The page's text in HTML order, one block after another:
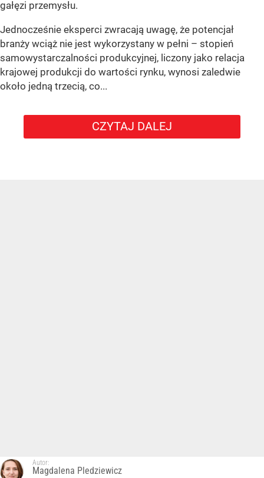
gałęzi przemysłu.
Jednocześnie eksperci zwracają uwagę, że potencjał
branży wciąż nie jest wykorzystany w pełni – stopień
samowystarczalności produkcyjnej, liczony jako relacja
krajowej produkcji do wartości rynku, wynosi zaledwie
około jedną trzecią, co...
CZYTAJ DALEJ
Autor:
Magdalena Pledziewicz